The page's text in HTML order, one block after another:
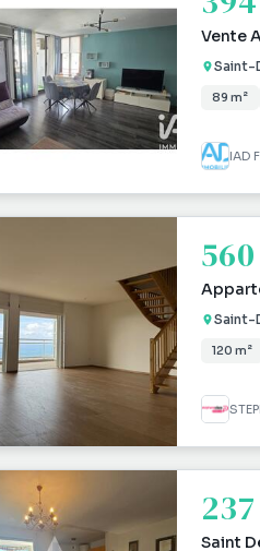
Vente
Saint-
89 m²
IAD
Saint-
120 m²
Saint